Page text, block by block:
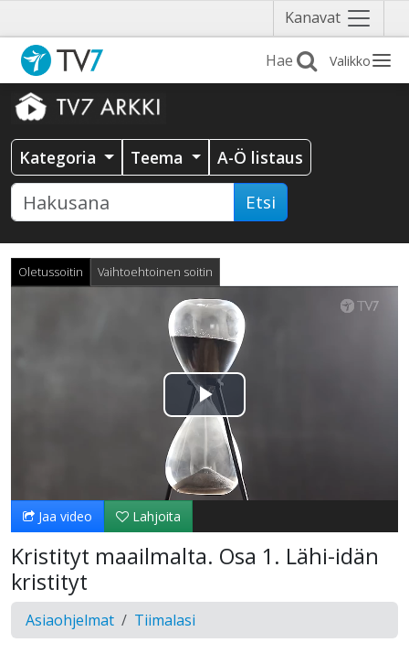
Kanavat Näytä
valikko
Valikko
Kategoria Teema A-Ö listaus
Etsi
Oletussoitin Vaihtoehtoinen soitin
Toista
Video
Jaa video Lahjoita
Kristityt maailmalta. Osa 1. Lähi-idän
kristityt
Asiaohjelmat Tiimalasi